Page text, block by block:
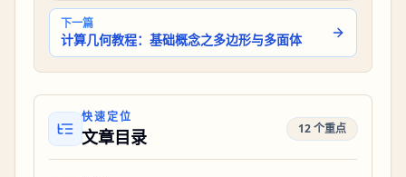
下一篇
计算几何教程：基础概念之多边形与多面体
快速定位
文章目录 12 个重点